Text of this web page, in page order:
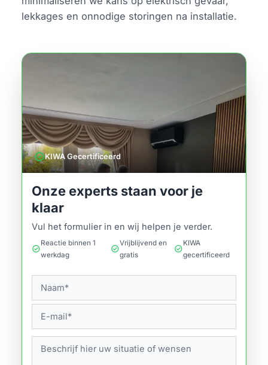
lekkages en onnodige storingen na installatie.
verifiedKIWA Gecertificeerd
Onze experts staan voor je
klaar
Vul het formulier in en wij helpen je verder.
check_circle
Reactie binnen 1
werkdag
check_circle
Vrijblijvend en
gratis
check_circle
KIWA
gecertificeerd